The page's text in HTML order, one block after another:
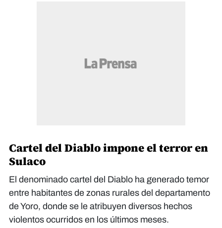
Cartel del Diablo impone el terror en
Sulaco
El denominado cartel del Diablo ha generado temor
entre habitantes de zonas rurales del departamento
de Yoro, donde se le atribuyen diversos hechos
violentos ocurridos en los últimos meses.